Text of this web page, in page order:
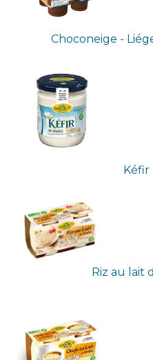
Choconeige -
Kéfir
Riz au lait